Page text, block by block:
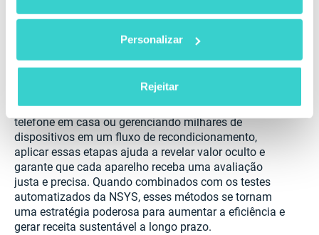
Personalizar
Rejeitar
os passos certos a seguir significa poupar tempo e
evitar frustrações. Para uma empresa, implementar
um processo de diagnóstico estruturado é crucial para
minimizar riscos, proteger a rentabilidade e garantir
Quer esteja solucionando o problema com um único
telefone em casa ou gerenciando milhares de
dispositivos em um fluxo de recondicionamento,
aplicar essas etapas ajuda a revelar valor oculto e
garante que cada aparelho receba uma avaliação
justa e precisa. Quando combinados com os testes
automatizados da NSYS, esses métodos se tornam
uma estratégia poderosa para aumentar a eficiência e
gerar receita sustentável a longo prazo.